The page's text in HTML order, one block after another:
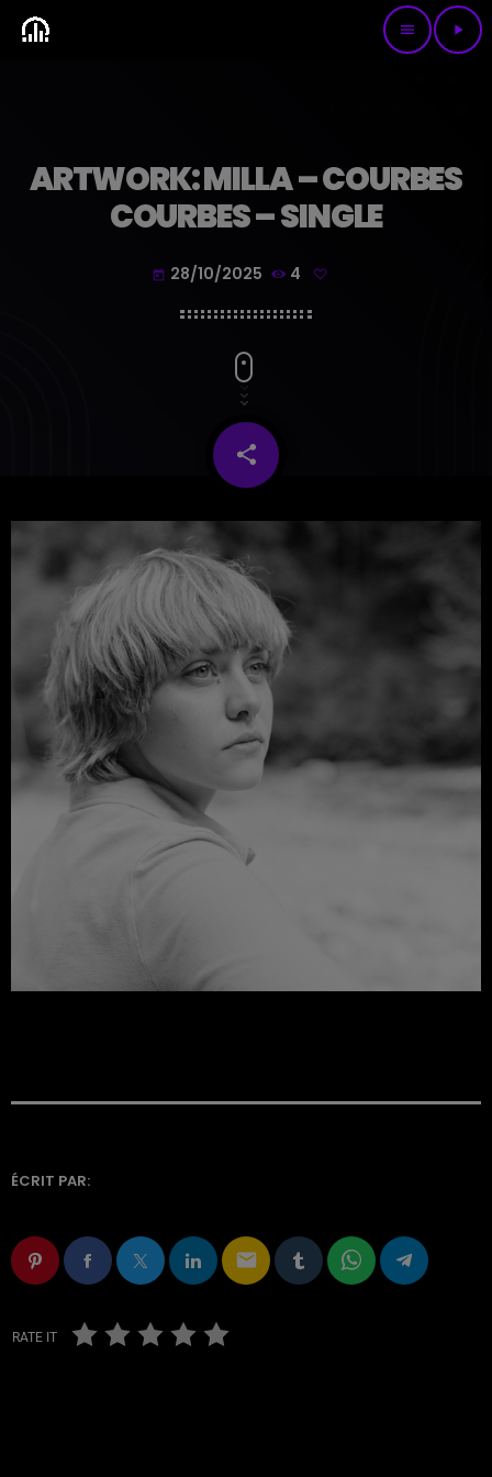
menu play_arrow
ARTWORK: MILLA – COURBES
COURBES – SINGLE
today 28/10/2025 4
share
email
ÉCRIT PAR:
email
RATE IT